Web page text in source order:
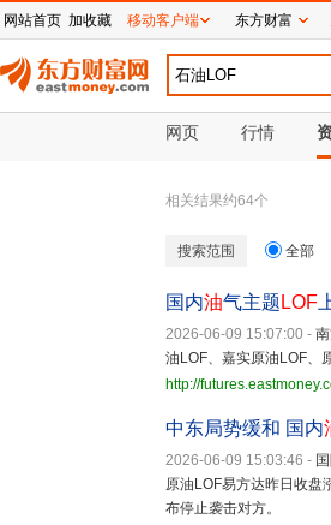
网页 行情
相关结果约64个
搜索范围 全部
国内油气主题 LOF
2026-06-09 15:07:00 -
油LOF、嘉实原油LOF、
http://
中东局势缓和 国内
2026-06-09 15:03:46 -
原油LOF易方达昨日收盘
布停止袭击对方。
网站首页 加收藏 移动客户端 东方财富